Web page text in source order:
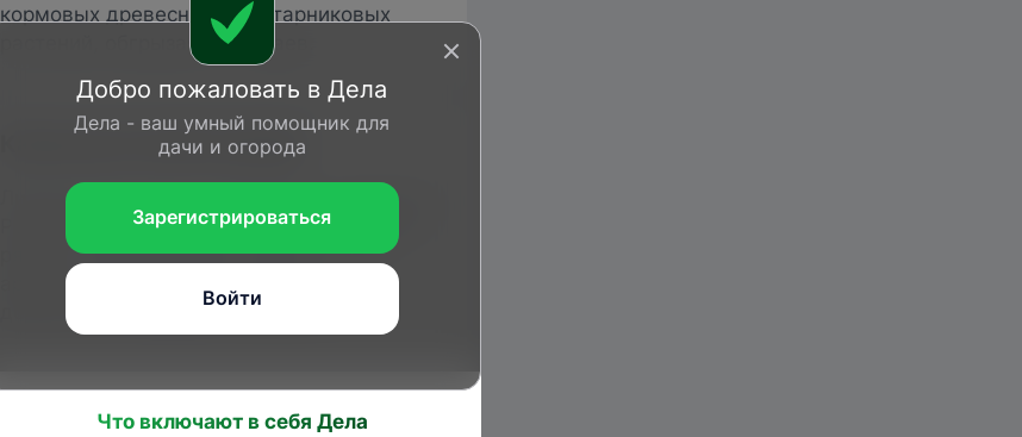
кормовых древесных и кустарниковых
растений, обгрызая их с краев.
Каким растениям вредит
Личинки питаются на растениях семейства
Розоцветные (боярышник, тёрн, черемуха,
рябина,яблоня,вишня,слива), на юге
ареала к кормовым растениям
персики миндаль.
Размножение
Добро пожаловать в Дела
Дела - ваш умный помощник для
дачи и огорода
Зарегистрироваться
Войти
Что включают в себя Дела